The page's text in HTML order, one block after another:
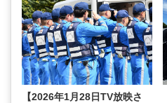
【2026年1月28日TV放映さ